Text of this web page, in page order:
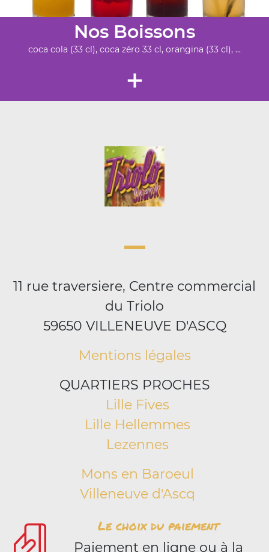
Nos Boissons
coca cola (33 cl), coca zéro 33 cl, orangina (33 cl), ...
+
11 rue traversiere, Centre commercial
du Triolo
59650 VILLENEUVE D'ASCQ
Mentions légales
QUARTIERS PROCHES
Lille Fives
Lille Hellemmes
Lezennes
Mons en Baroeul
Villeneuve d'Ascq
Le choix du paiement
Paiement en ligne ou à la